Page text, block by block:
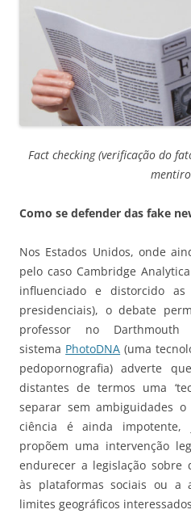
Fact checking (verificação do
Como se defender das fake
Nos Estados Unidos, onde
pelo caso Cambridge
influenciado e distorcido
presidenciais), o debate
professor no
sistema PhotoDNA (uma
pedopornografia) adverte
distantes de termos uma
separar sem ambiguidades
ciência é ainda
propõem uma intervenção
endurecer a legislação sobre
às plataformas sociais ou a
limites geográficos